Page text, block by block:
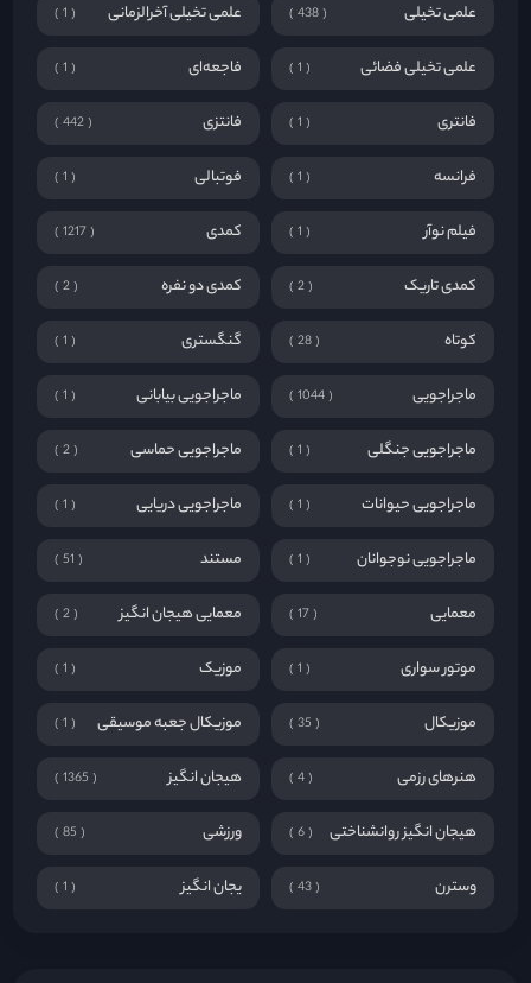
علمی تخیلی 438 علمی تخیلی آخرالزمانی 1
علمی تخیلی فضائی 1 فاجعه‌ای 1
فانتری 1 فانتزی 442
فرانسه 1 فوتبالی 1
فیلم نوآر 1 کمدی 1217
کمدی تاریک 2 کمدی دو نفره 2
کوتاه 28 گنگستری 1
ماجراجویی 1044 ماجراجویی بیابانی 1
ماجراجویی جنگلی 1 ماجراجویی حماسی 2
ماجراجویی حیوانات 1 ماجراجویی دریایی 1
ماجراجویی نوجوانان 1 مستند 51
معمایی 17 معمایی هیجان انگیز 2
موتور سواری 1 موزیک 1
موزیکال 35 موزیکال جعبه موسیقی 1
هنرهای رزمی 4 هیجان انگیز 1365
هیجان انگیز روانشناختی 6 ورزشی 85
وسترن 43 یجان انگیز 1